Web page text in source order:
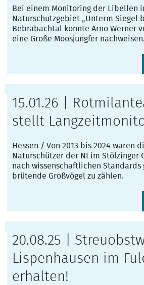
Bei einem Monitoring der Libellen
Naturschutzgebiet „Unterm Siegel
Bebrabachtal konnte Arno Werner
eine Große Moosjungfer nachweisen.
15.01.26 |
stellt
Hessen / Von 2013 bis 2024 waren
Naturschützer der NI im Stölzinger
nach wissenschaftlichen Standards
brütende Großvögel zu zählen.
20.08.25 |
Lispenhausen im
erhalten!